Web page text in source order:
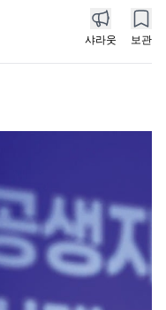
샤라웃 보관